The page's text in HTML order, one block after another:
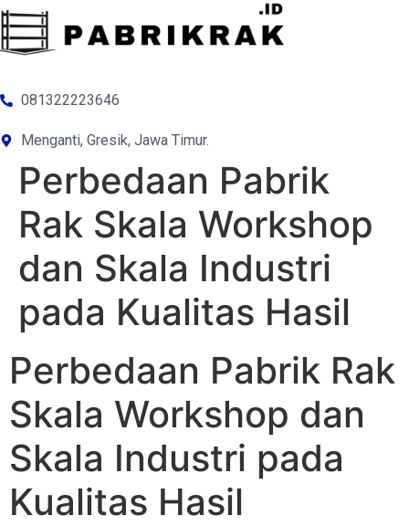
081322223646
Menganti, Gresik, Jawa Timur.
Perbedaan Pabrik
Rak Skala Workshop
dan Skala Industri
pada Kualitas Hasil
Perbedaan Pabrik Rak
Skala Workshop dan
Skala Industri pada
Kualitas Hasil